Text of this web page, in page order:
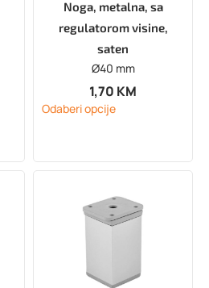
Noga, metalna, sa
regulatorom visine,
saten
Ø40 mm
1,70 KM
Odaberi opcije